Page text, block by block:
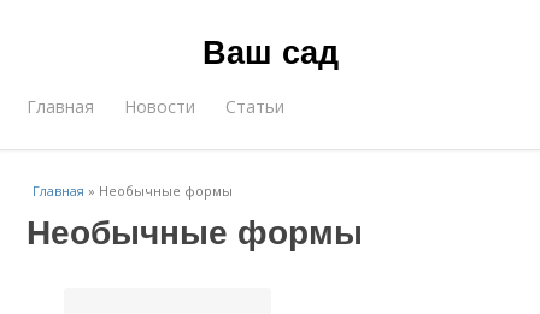
Ваш сад
Главная Новости Статьи
Главная » Необычные формы
Необычные формы